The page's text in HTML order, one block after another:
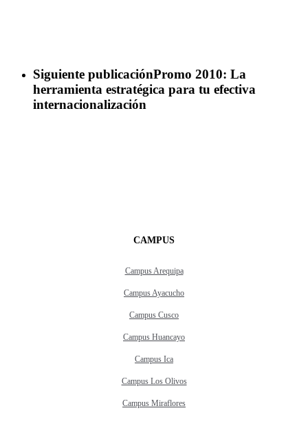
Siguiente publicaciónPromo 2010: La
herramienta estratégica para tu efectiva
internacionalización
CAMPUS
Campus Arequipa
Campus Ayacucho
Campus Cusco
Campus Huancayo
Campus Ica
Campus Los Olivos
Campus Miraflores